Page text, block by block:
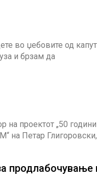
во џебовите од
и брзам да
на проектот „50
на Петар
продлабочување